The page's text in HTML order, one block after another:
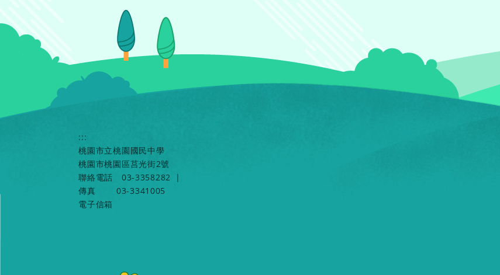
:::
桃園市立桃園國民中學
桃園市桃園區莒光街2號
聯絡電話
03-3358282
|
傳真
03-3341005
電子信箱